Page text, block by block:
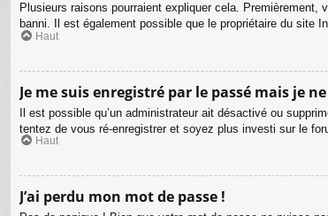
Plusieurs raisons pourraient expliquer cela.
banni. Il est également possible que le propriétaire du site
Haut
Je me suis enregistré par le passé mais je
Il est possible qu’un administrateur ait désactivé ou
tentez de vous ré-enregistrer et soyez plus investi sur le
Haut
J’ai perdu mon mot de passe !